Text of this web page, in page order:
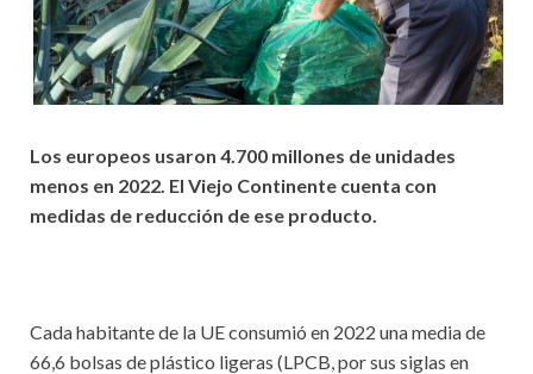
Los europeos usaron 4.700 millones de unidades
menos en 2022. El Viejo Continente cuenta con
medidas de reducción de ese producto.
Cada habitante de la UE consumió en 2022 una media de
66,6 bolsas de plástico ligeras (LPCB, por sus siglas en